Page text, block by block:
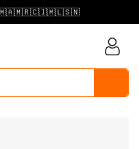
🇲🇦🇲🇷🇨🇮🇲🇱🇸🇳